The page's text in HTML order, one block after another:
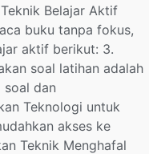
Belajar Aktif
buku tanpa fokus,
aktif berikut: 3.
soal latihan adalah
dan
Teknologi untuk
akses ke
Teknik Menghafal